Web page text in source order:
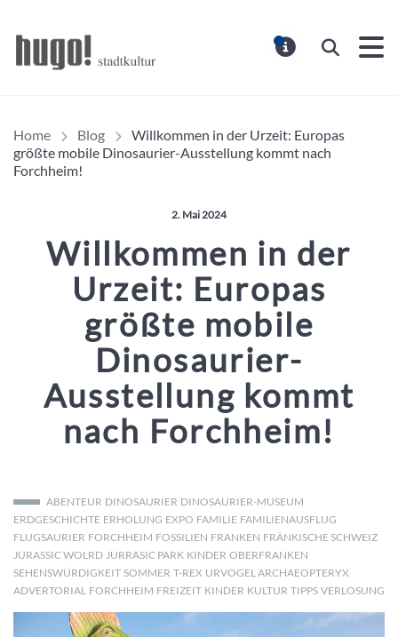
Suchen
Home Blog
Willkommen in der Urzeit: Europas
größte mobile Dinosaurier-Ausstellung kommt nach
Forchheim!
Veröffentlicht am:
2. Mai 2024
Willkommen in der
Urzeit: Europas
größte mobile
Dinosaurier-
Ausstellung kommt
nach Forchheim!
ABENTEUR DINOSAURIER DINOSAURIER-MUSEUM
ERDGESCHICHTE ERHOLUNG EXPO FAMILIE FAMILIENAUSFLUG
FLUGSAURIER FORCHHEIM FOSSILIEN FRANKEN FRÄNKISCHE SCHWEIZ
JURASSIC WOLRD JURRASIC PARK KINDER OBERFRANKEN
SEHENSWÜRDIGKEIT SOMMER T-REX URVOGEL ARCHAEOPTERYX
ADVERTORIAL FORCHHEIM FREIZEIT KINDER KULTUR TIPPS VERLOSUNG